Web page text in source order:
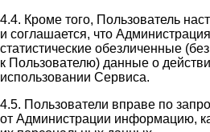
4.4. Кроме того, Пользователь
и соглашается, что
статистические обезличенные
к Пользователю) данные о
использовании Сервиса.
4.5. Пользователи вправе по
от Администрации информацию,